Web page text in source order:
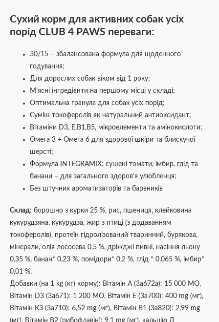
Сухий корм для активних собак усіх
порід CLUB 4 PAWS переваги:
30/15 – збалансована формула для щоденного
годування;
Для дорослих собак віком від 1 року;
М’ясні інгредієнти на першому місці у складі;
Оптимальна гранула для собак усіх порід;
Суміш токоферолів як натуральний антиоксидант;
Вітаміни D3, E,B1,B5, мікроелементи та амінокислоти;
Омега 3 + Омега 6 для здорової шкіри та блискучої
шерсті;
Формула ІNTEGRAMIX: сушені томати, імбир, глід та
банани – для загального здоров’я улюбленця;
Без штучних ароматизаторів та барвників
Склад: борошно з курки 25 %, рис, пшениця, клейковина
кукурудзяна, кукурудза, жир з птиці (з додаванням
токоферолів), протеїн гідролізований тваринний, бурякова,
мінерали, олія лососева 0,5 %, дріжджі пивні, насіння льону
0,35 %, банан* 0,23 %, помідори* 0,2 %, глід * 0,065 %, імбир*
0,01 %.
Добавки (на 1 kg (кг) корму): Вітамін А (3а672а): 15 000 МО,
Вітамін D3 (3а671): 1 200 МО, Вітамін Е (3а700): 400 mg (мг),
Вітамін К3 (3а710): 6,52 mg (мг), Вітамін В1 (3а820): 2,99 mg
(мг), Вітамін В2 (рибофлавін): 9,1 mg (мг), кальцію Д